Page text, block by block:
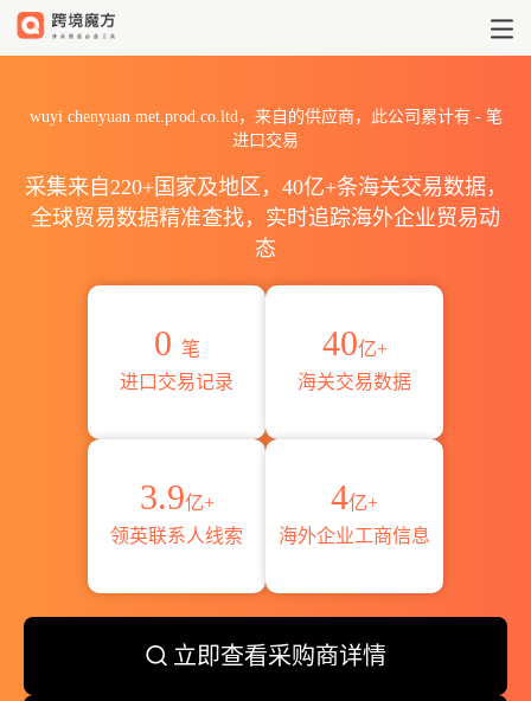
wuyi chenyuan met.prod.co.ltd，来自的供应商，此公司累计有 -笔
进口交易
采集来自220+国家及地区，40亿+条海关交易数据，
全球贸易数据精准查找，实时追踪海外企业贸易动
态
0 笔
进口交易记录
40亿+
海关交易数据
3.9亿+
领英联系人线索
4亿+
海外企业工商信息
立即查看采购商详情